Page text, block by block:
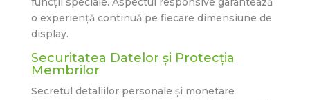
o experiență continuă pe fiecare dimensiune de
display.
Securitatea Datelor și Protecția
Membrilor
Secretul detaliilor personale și monetare